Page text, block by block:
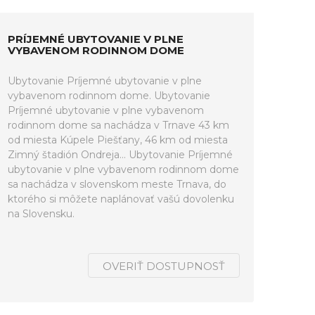
PRÍJEMNÉ UBYTOVANIE V PLNE
VYBAVENOM RODINNOM DOME
Ubytovanie Príjemné ubytovanie v plne
vybavenom rodinnom dome. Ubytovanie
Príjemné ubytovanie v plne vybavenom
rodinnom dome sa nachádza v Trnave 43 km
od miesta Kúpele Piešťany, 46 km od miesta
Zimný štadión Ondreja... Ubytovanie Príjemné
ubytovanie v plne vybavenom rodinnom dome
sa nachádza v slovenskom meste Trnava, do
ktorého si môžete naplánovať vašú dovolenku
na Slovensku.
OVERIŤ DOSTUPNOSŤ